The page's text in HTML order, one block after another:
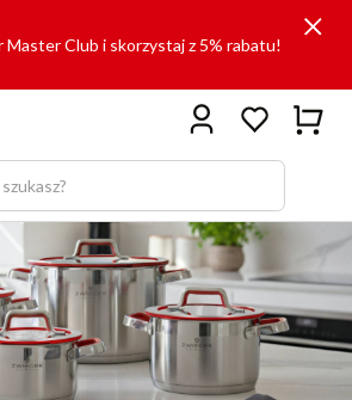
Master Club i skorzystaj z 5% rabatu!